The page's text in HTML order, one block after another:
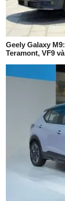
Geely Galaxy
Teramont, VF9